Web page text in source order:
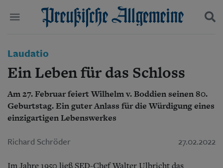
Wirtschaft
Gesellschaft
Leben
Geschichte
Schlesien
Suchen und finden
Laudatio
Ein Leben für das Schloss
Am 27. Februar feiert Wilhelm v. Boddien seinen 80.
Geburtstag. Ein guter Anlass für die Würdigung eines
einzigartigen Lebenswerkes
Richard Schröder 27.02.2022
Im Jahre 1950 ließ SED-Chef Walter Ulbricht das